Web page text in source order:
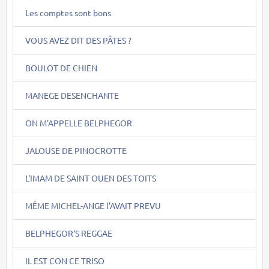
Les comptes sont bons
VOUS AVEZ DIT DES PÂTES ?
BOULOT DE CHIEN
MANEGE DESENCHANTE
ON M'APPELLE BELPHEGOR
JALOUSE DE PINOCROTTE
L'IMAM DE SAINT OUEN DES TOITS
MÊME MICHEL-ANGE l'AVAIT PREVU
BELPHEGOR'S REGGAE
IL EST CON CE TRISO